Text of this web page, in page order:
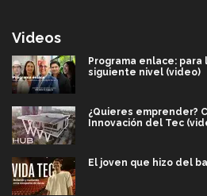
Videos
Programa enlace:
siguiente nivel (video)
¿Quieres emprender?
Innovación del Tec
El joven que hizo del